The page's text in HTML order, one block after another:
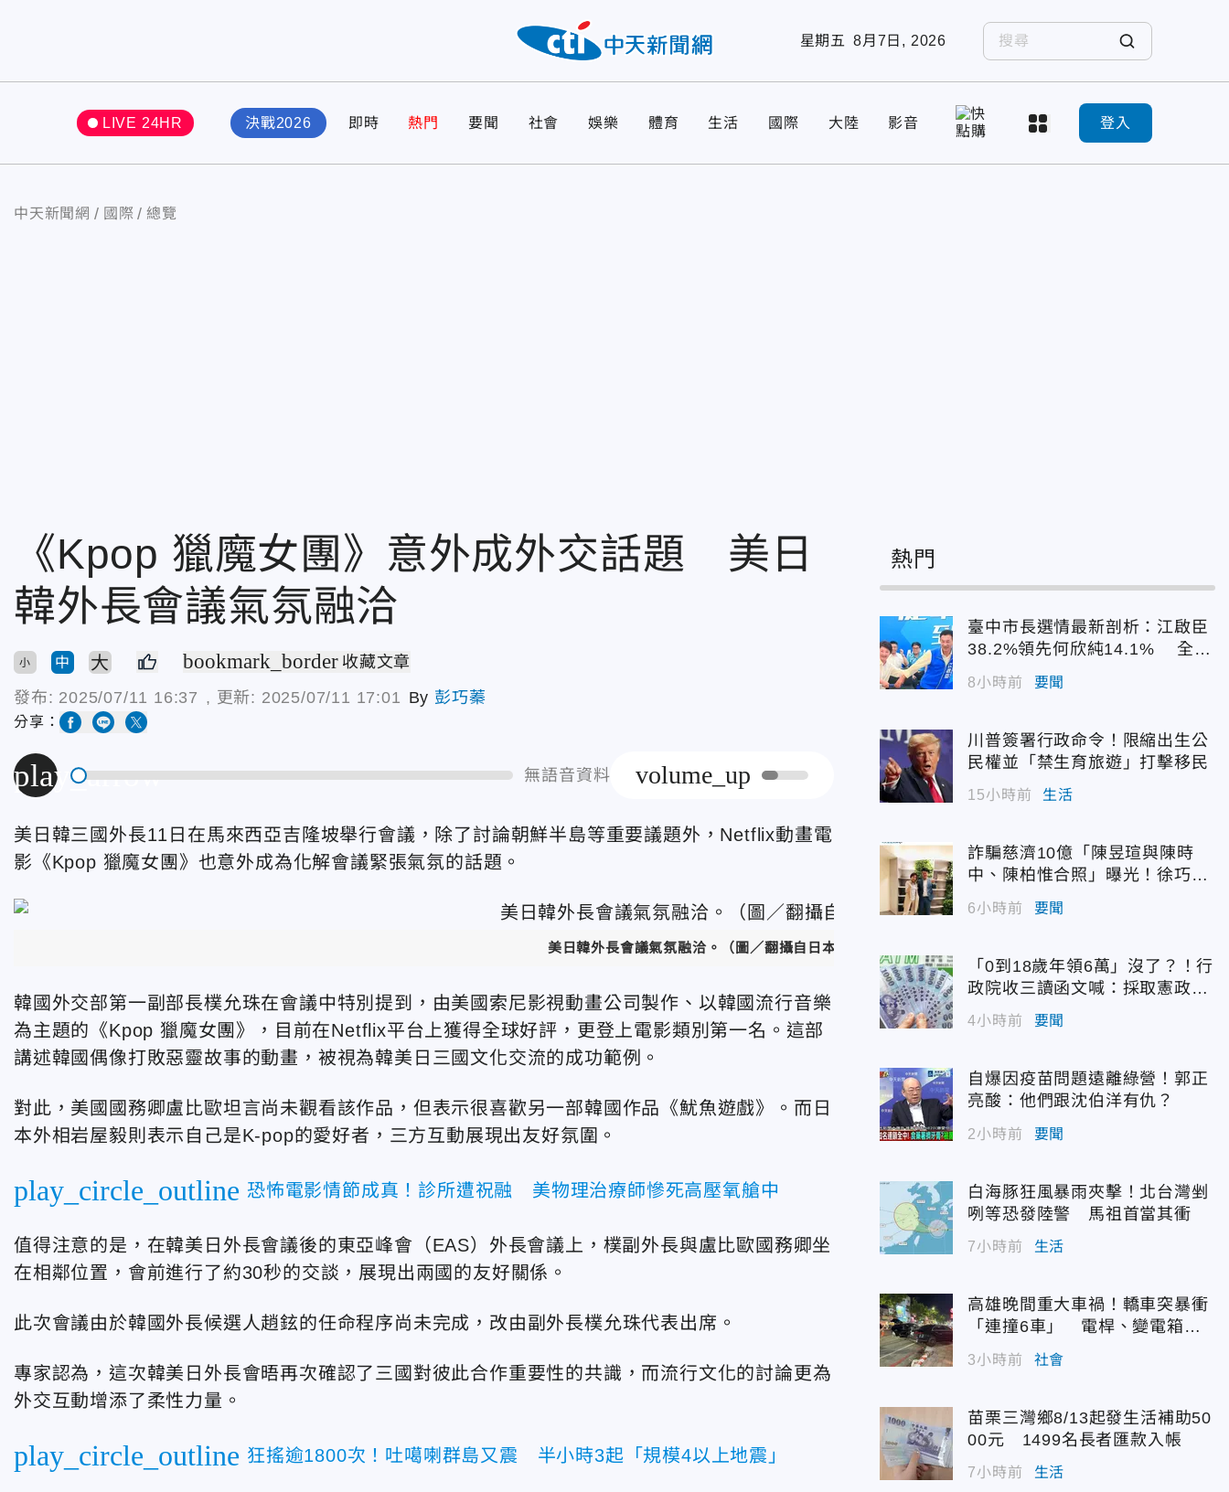
星期五 8月7日, 2026
LIVE 24HR 決戰2026 即時 熱門 要聞 社會 娛樂 體育 生活 國際 大陸 影音 登入
中天新聞網 國際 總覽
《Kpop 獵魔女團》意外成外交話題 美日
韓外長會議氣氛融洽
小 中 大 bookmark_border 收藏文章
發布: 2025/07/11 16:37 , 更新: 2025/07/11 17:01 By 彭巧蓁
分享：
play_arrow 無語音資料 volume_up
美日韓三國外長11日在馬來西亞吉隆坡舉行會議，除了討論朝鮮半島等重要議題外，Netflix動畫電
影《Kpop 獵魔女團》也意外成為化解會議緊張氣氛的話題。
美日韓外長會議氣氛融洽。（圖／翻攝自日本外務省）
韓國外交部第一副部長樸允珠在會議中特別提到，由美國索尼影視動畫公司製作、以韓國流行音樂
為主題的《Kpop 獵魔女團 》，目前在Netflix平台上獲得全球好評，更登上電影類別第一名。這部
講述韓國偶像打敗惡靈故事的動畫，被視為韓美日三國文化交流的成功範例。
對此，美國國務卿盧比歐坦言尚未觀看該作品，但表示很喜歡另一部韓國作品《魷魚遊戲》。而日
本外相岩屋毅則表示自己是K-pop的愛好者，三方互動展現出友好氛圍。
play_circle_outline 恐怖電影情節成真！診所遭祝融 美物理治療師慘死高壓氧艙中
值得注意的是，在韓美日外長會議後的東亞峰會（EAS）外長會議上，樸副外長與盧比歐國務卿坐
在相鄰位置，會前進行了約30秒的交談，展現出兩國的友好關係。
此次會議由於韓國外長候選人趙鉉的任命程序尚未完成，改由副外長樸允珠代表出席。
專家認為，這次韓美日外長會晤再次確認了三國對彼此合作重要性的共識，而流行文化的討論更為
外交互動增添了柔性力量。
play_circle_outline 狂搖逾1800次！吐噶喇群島又震 半小時3起「規模4以上地震」
熱門
臺中市長選情最新剖析：江啟臣
38.2%領先何欣純14.1% 全世
代支持度全面居首
8小時前 要聞
川普簽署行政命令！限縮出生公
民權並「禁生育旅遊」打擊移民
15小時前 生活
詐騙慈濟10億「陳昱瑄與陳時
中、陳柏惟合照」曝光！徐巧芯
震撼出手
6小時前 要聞
「0到18歲年領6萬」沒了？！行
政院收三讀函文喊：採取憲政作
為
4小時前 要聞
自爆因疫苗問題遠離綠營！郭正
亮酸：他們跟沈伯洋有仇？
2小時前 要聞
白海豚狂風暴雨夾擊！北台灣剉
咧等恐發陸警 馬祖首當其衝
7小時前 生活
高雄晚間重大車禍！轎車突暴衝
「連撞6車」 電桿、變電箱全
遭殃
3小時前 社會
苗栗三灣鄉8/13起發生活補助50
00元 1499名長者匯款入帳
7小時前 生活